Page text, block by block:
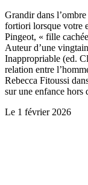
Grandir dans
fortiori lorsque votre
Pingeot, « fille
Auteur d’une
Inappropriable (ed.
relation entre
Rebecca Fitoussi
sur une enfance hors
Le 1 février 2026